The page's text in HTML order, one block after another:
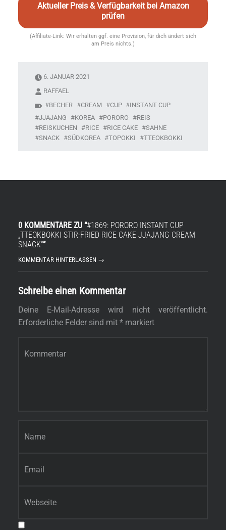
Aktueller Preis & Verfügbarkeit bei Amazon
prüfen
(Affiliate-Link: Wir erhalten ggf. eine Provision, für dich ändert sich
am Preis nichts.)
6. JANUAR 2021
RAFFAEL
BECHER
CREAM CUP
INSTANT CUP
JJAJANG
KOREA PORORO
REIS
REISKUCHEN
RICE RICE CAKE
SAHNE
SNACK
SÜDKOREA TOPOKKI TTEOKBOKKI
0 KOMMENTARE ZU “#1869: PORORO INSTANT CUP
„TTEOKBOKKI STIR-FRIED RICE CAKE JJAJANG CREAM
SNACK“”
KOMMENTAR HINTERLASSEN →
Schreibe einen Kommentar
Deine E-Mail-Adresse wird nicht veröffentlicht.
Erforderliche Felder sind mit *markiert